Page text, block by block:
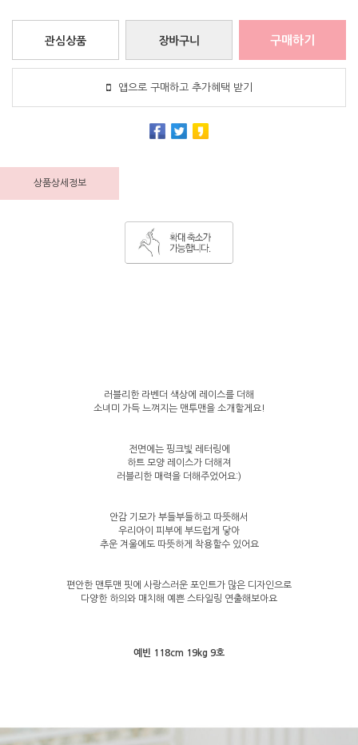
장바구니
관심상품 구매하기
앱으로 구매하고 추가혜택 받기
상품상세정보
러블리한 라벤더 색상에 레이스를 더해
소녀미 가득 느껴지는 맨투맨을 소개할게요!
전면에는 핑크빛 레터링에
하트 모양 레이스가 더해져
러블리한 매력을 더해주었어요:)
안감 기모가 부들부들하고 따뜻해서
우리아이 피부에 부드럽게 닿아
추운 겨울에도 따뜻하게 착용할수 있어요
편안한 맨투맨 핏에 사랑스러운 포인트가 많은 디자인으로
다양한 하의와 매치해 예쁜 스타일링 연출해보아요
예빈 118cm 19kg 9호